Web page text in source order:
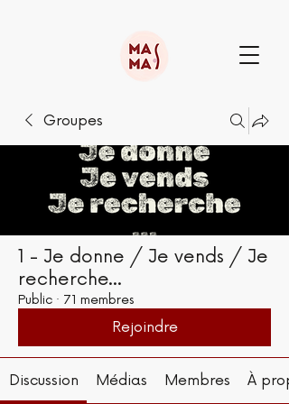
Groupes
1 - Je donne / Je vends / Je
recherche...
Public · 71 membres
Rejoindre
Discussion Médias Membres À